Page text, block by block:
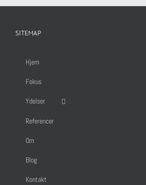
SITEMAP
Hjem
Fokus
Ydelser
Referencer
Om
Blog
Kontakt